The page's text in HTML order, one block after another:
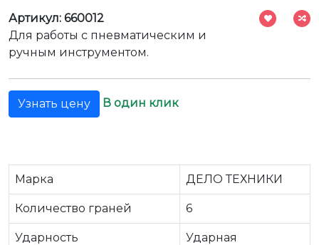
Артикул: 660012
Для работы с пневматическим и
ручным инструментом.
Узнать цену В один клик
Марка ДЕЛО ТЕХНИКИ
Количество граней 6
Ударность Ударная